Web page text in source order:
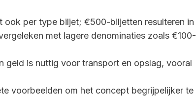
ook per type biljet; €500-biljetten resulteren in
met lagere denominaties zoals €100-
geld is nuttig voor transport en opslag, vooral
voorbeelden om het concept begrijpelijker te